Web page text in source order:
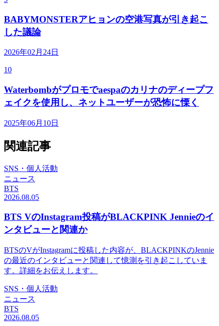
BABYMONSTERアヒョンの空港写真が引き起こ
した議論
2026年02月24日
10
Waterbombがプロモでaespaのカリナのディープフ
ェイクを使用し、ネットユーザーが恐怖に慄く
2025年06月10日
関連記事
SNS・個人活動
ニュース
BTS
2026.08.05
BTS VのInstagram投稿がBLACKPINK Jennieのイ
ンタビューと関連か
BTSのVがInstagramに投稿した内容が、BLACKPINKのJennie
の最近のインタビューと関連して憶測を引き起こしていま
す。詳細をお伝えします。
SNS・個人活動
ニュース
BTS
2026.08.05